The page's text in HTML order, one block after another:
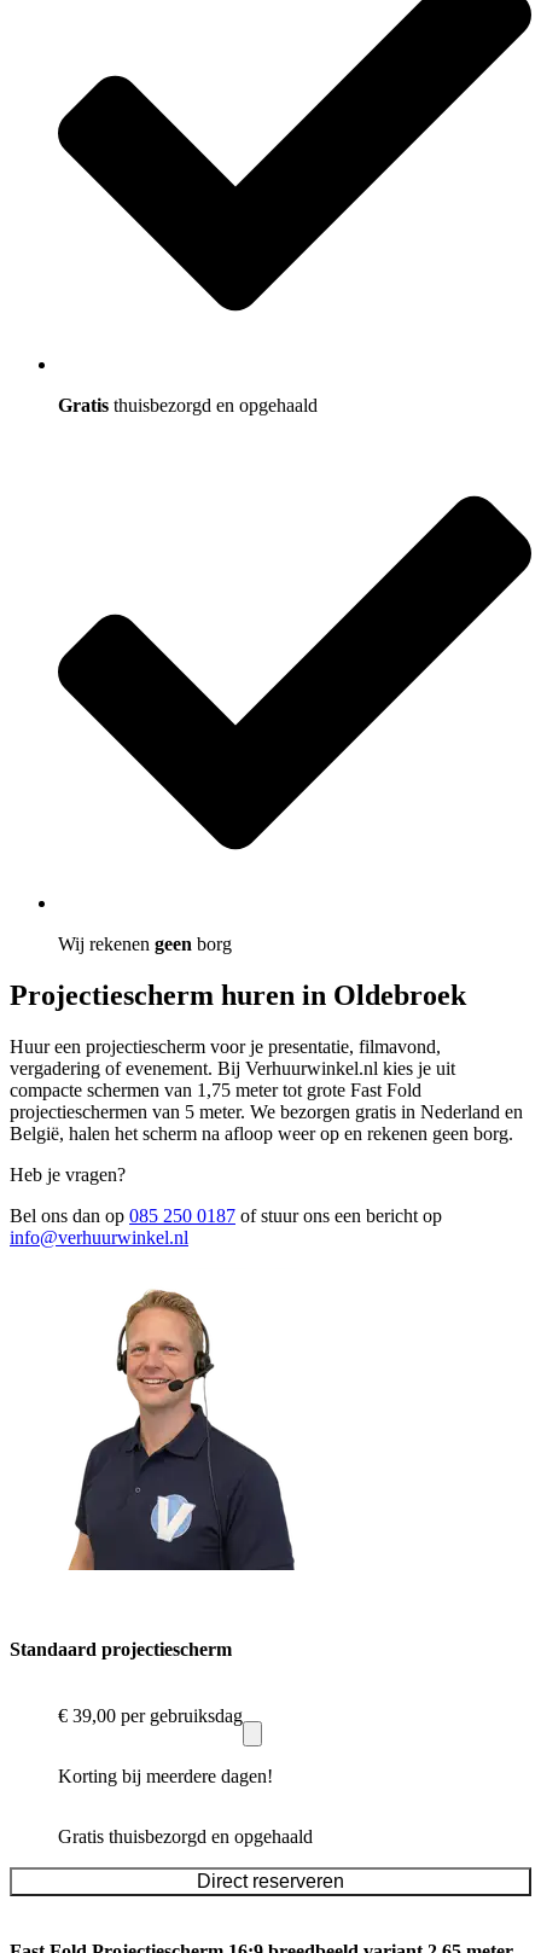
Gratis thuisbezorgd en opgehaald
Wij rekenen geen borg
Projectiescherm huren in Oldebroek
Huur een projectiescherm voor je presentatie, filmavond,
vergadering of evenement. Bij Verhuurwinkel.nl kies je uit
compacte schermen van 1,75 meter tot grote Fast Fold
projectieschermen van 5 meter. We bezorgen gratis in Nederland en
België, halen het scherm na afloop weer op en rekenen geen borg.
Heb je vragen?
Bel ons dan op 085 250 0187 of stuur ons een bericht op
info@verhuurwinkel.nl
Standaard projectiescherm
€ 39,00 per gebruiksdag
Korting bij meerdere dagen!
Gratis thuisbezorgd en opgehaald
Direct reserveren